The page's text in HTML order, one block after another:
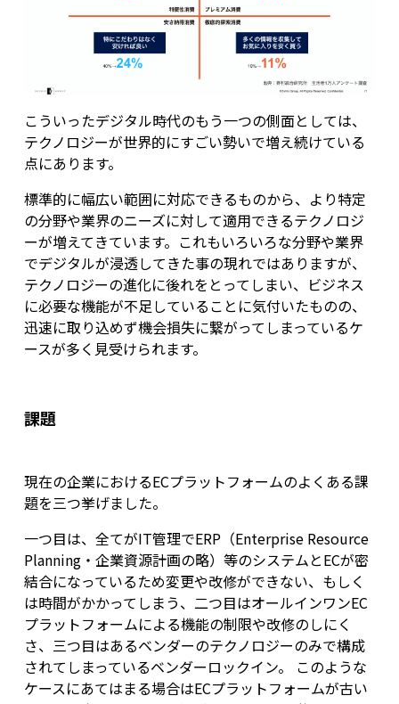
こういったデジタル時代のもう一つの側面としては、
テクノロジーが世界的にすごい勢いで増え続けている
点にあります。
標準的に幅広い範囲に対応できるものから、より特定
の分野や業界のニーズに対して適用できるテクノロジ
ーが増えてきています。これもいろいろな分野や業界
でデジタルが浸透してきた事の現れではありますが、
テクノロジーの進化に後れをとってしまい、ビジネス
に必要な機能が不足していることに気付いたものの、
迅速に取り込めず機会損失に繋がってしまっているケ
ースが多く見受けられます。
課題
現在の企業におけるECプラットフォームのよくある課
題を三つ挙げました。
一つ目は、全てがIT管理でERP（Enterprise Resource
Planning・企業資源計画の略）等のシステムとECが密
結合になっているため変更や改修ができない、もしく
は時間がかかってしまう、二つ目はオールインワンEC
プラットフォームによる機能の制限や改修のしにく
さ、三つ目はあるベンダーのテクノロジーのみで構成
されてしまっているベンダーロックイン。 このような
ケースにあてはまる場合はECプラットフォームが古い